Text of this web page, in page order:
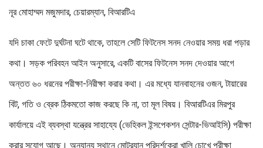
নূর মোহাম্মদ মজুমদার, চেয়ারম্যান, বিআরটিএ
যদি চাকা ফেটে দুর্ঘটনা ঘটে থাকে, তাহলে সেটি ফিটনেস সনদ নেওয়ার সময় ধরা পড়ার
কথা। সড়ক পরিবহন আইন অনুসারে, একটি বাসের ফিটনেস সনদ দেওয়ার আগে
অন্তত ৬০ ধরনের পরীক্ষা-নিরীক্ষা করার কথা। এর মধ্যে যানবাহনের ওজন, টায়ারের
বিট, গতি ও ব্রেক ঠিকমতো কাজ করছে কি না, তা মূল বিষয়। বিআরটিএর মিরপুর
কার্যালয়ে এই ব্যবস্থা যন্ত্রের সাহায্যে (ভেহিকল ইন্সপেকশন সেন্টার-ভিআইসি) পরীক্ষা
করার সুযোগ আছে। অন্যান্য স্থানে মোটরযান পরিদর্শকেরা খালি চোখে পরীক্ষা